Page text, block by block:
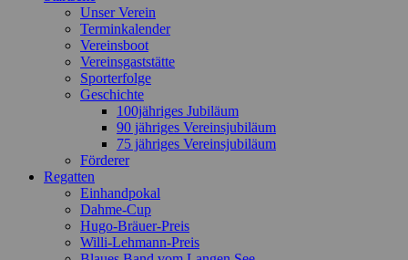
Unser Verein
Terminkalender
Vereinsboot
Vereinsgaststätte
Sporterfolge
Geschichte
100jähriges Jubiläum
90 jähriges Vereinsjubiläum
75 jähriges Vereinsjubiläum
Förderer
Regatten
Einhandpokal
Dahme-Cup
Hugo-Bräuer-Preis
Willi-Lehmann-Preis